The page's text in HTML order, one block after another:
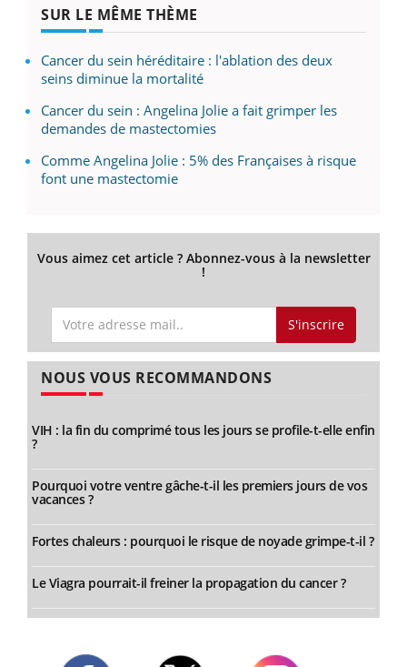
SUR LE MÊME THÈME
Cancer du sein héréditaire : l'ablation des deux
seins diminue la mortalité
Cancer du sein : Angelina Jolie a fait grimper les
demandes de mastectomies
Comme Angelina Jolie : 5% des Françaises à risque
font une mastectomie
Vous aimez cet article ? Abonnez-vous à la newsletter
!
S'inscrire
NOUS VOUS RECOMMANDONS
VIH : la fin du comprimé tous les jours se profile-t-elle enfin
?
Pourquoi votre ventre gâche-t-il les premiers jours de vos
vacances ?
Fortes chaleurs : pourquoi le risque de noyade grimpe-t-il ?
Le Viagra pourrait-il freiner la propagation du cancer ?